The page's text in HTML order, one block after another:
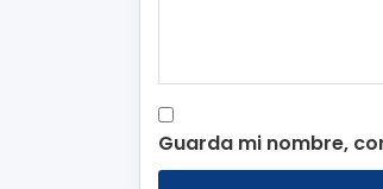
Guarda mi nombre,